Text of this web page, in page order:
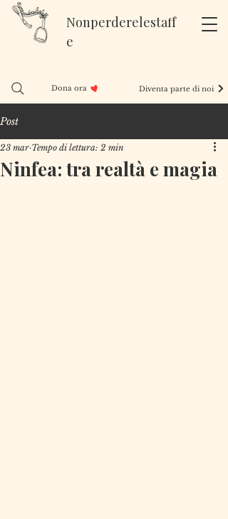
Nonperderelestaff
e
Dona ora Diventa parte di noi
Post
Ninfea: tra realtà e magia
23 mar Tempo di lettura: 2 min